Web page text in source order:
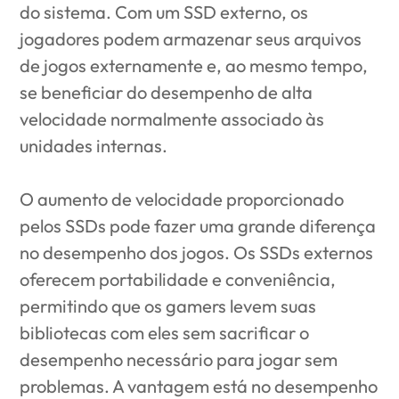
do sistema. Com um SSD externo, os
jogadores podem armazenar seus arquivos
de jogos externamente e, ao mesmo tempo,
se beneficiar do desempenho de alta
velocidade normalmente associado às
unidades internas.
O aumento de velocidade proporcionado
pelos SSDs pode fazer uma grande diferença
no desempenho dos jogos. Os SSDs externos
oferecem portabilidade e conveniência,
permitindo que os gamers levem suas
bibliotecas com eles sem sacrificar o
desempenho necessário para jogar sem
problemas. A vantagem está no desempenho